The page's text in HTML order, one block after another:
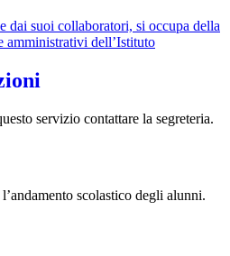
suoi collaboratori, si occupa della
amministrativi dell’Istituto
servizio contattare la segreteria.
scolastico degli alunni.